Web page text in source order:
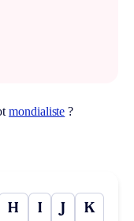
mondialiste ?
H I J K